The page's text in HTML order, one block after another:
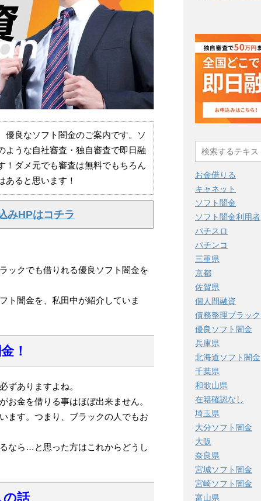
良なソフト闇金のご案内です。ソ
ような自社審査・独自審査で即日融
！ダメ元でも審査は無料でもちろん
あると思います！
みHPはコチラ
ックでも借りれる優良ソフト闇金を
ト闇金を、私田中が紹介していま
！
ずありますよね。
お金を借りる事はほぼ出来ません。
ます。つまり、ブラックの人でもお
なら…と思った方はこれからどうし
の話
お金借りる
キャネット
ソフト闇金
ソフト闇金利用者
パチスロ
パチンコ
三重県
京都
佐賀県
個人間融資
債務整理ブラック
優良ソフト闇金
兵庫県
北海道ソフト闇金
千葉県
和歌山県
在籍確認なし
埼玉県
大分ソフト闇金
大阪
奈良県
宮城ソフト闇金
宮崎ソフト闇金
富山県